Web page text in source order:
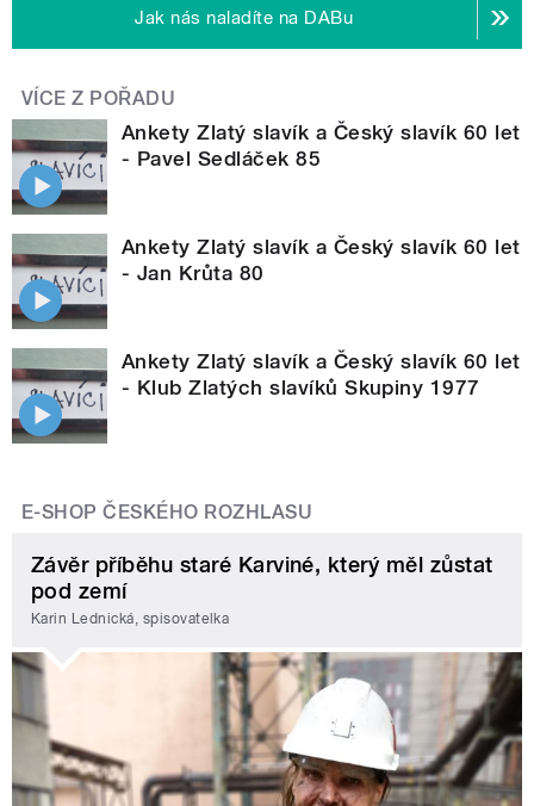
Jak nás naladíte na DABu
VÍCE Z POŘADU
Ankety Zlatý slavík a Český slavík 60 let
- Pavel Sedláček 85
Ankety Zlatý slavík a Český slavík 60 let
- Jan Krůta 80
Ankety Zlatý slavík a Český slavík 60 let
- Klub Zlatých slavíků Skupiny 1977
E-SHOP ČESKÉHO ROZHLASU
Závěr příběhu staré Karviné, který měl zůstat
pod zemí
Karin Lednická, spisovatelka